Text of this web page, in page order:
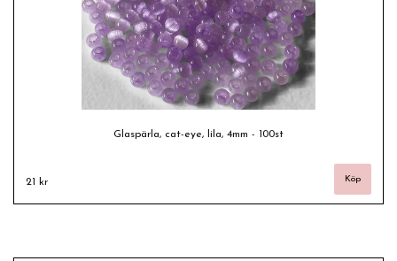
Glaspärla, cat-eye, lila, 4mm - 100st
21 kr